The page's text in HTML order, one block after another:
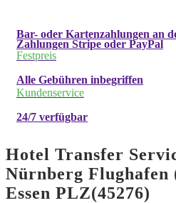
Bar- oder Kartenzahlungen an
Zahlungen Stripe oder PayPal
Festpreis
Alle Gebühren inbegriffen
Kundenservice
24/7 verfügbar
Hotel Transfer
Nürnberg Flughafen
Essen PLZ(45276)